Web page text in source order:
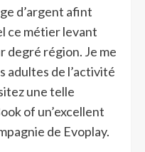
d’argent afint
ce métier levant
degré région. Je me
adultes de l’activité
une telle
of un’excellent
de Evoplay.